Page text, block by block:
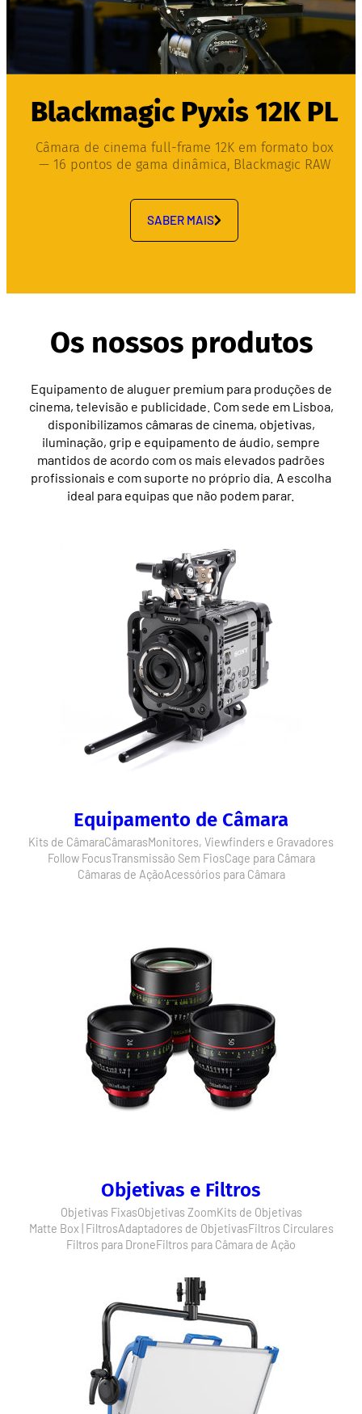
Blackmagic Pyxis 12K PL
Câmara de cinema full-frame 12K em formato box
— 16 pontos de gama dinâmica, Blackmagic RAW
SABER MAIS
Os nossos produtos
Equipamento de aluguer premium para produções de
cinema, televisão e publicidade. Com sede em Lisboa,
disponibilizamos câmaras de cinema, objetivas,
iluminação, grip e equipamento de áudio, sempre
mantidos de acordo com os mais elevados padrões
profissionais e com suporte no próprio dia. A escolha
ideal para equipas que não podem parar.
Equipamento de Câmara
Kits de CâmaraCâmarasMonitores, Viewfinders e Gravadores
Follow FocusTransmissão Sem FiosCage para Câmara
Câmaras de AçãoAcessórios para Câmara
Objetivas e Filtros
Objetivas FixasObjetivas ZoomKits de Objetivas
Matte Box | FiltrosAdaptadores de ObjetivasFiltros Circulares
Filtros para DroneFiltros para Câmara de Ação